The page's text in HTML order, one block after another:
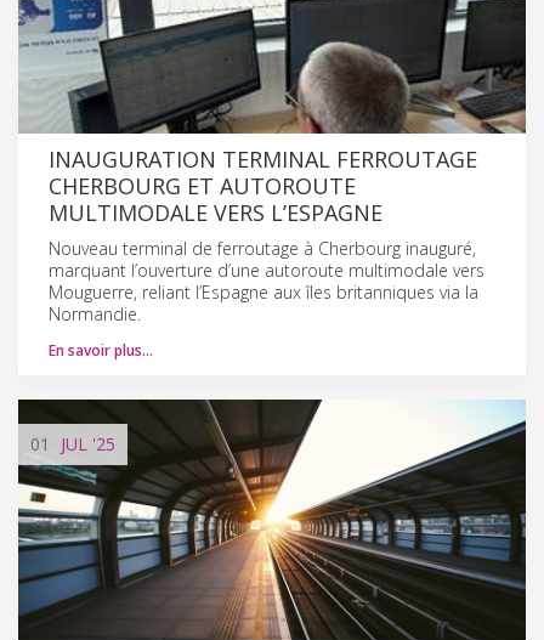
INAUGURATION TERMINAL FERROUTAGE
CHERBOURG ET AUTOROUTE
MULTIMODALE VERS L’ESPAGNE
Nouveau terminal de ferroutage à Cherbourg inauguré,
marquant l’ouverture d’une autoroute multimodale vers
Mouguerre, reliant l’Espagne aux îles britanniques via la
Normandie.
En savoir plus…
01 JUL '25